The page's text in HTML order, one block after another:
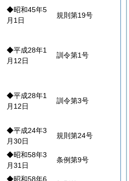
◆昭和45年5
月1日
規則第19号
◆平成28年1
月12日
訓令第1号
◆平成28年1
月12日
訓令第3号
◆平成24年3
月30日
規則第24号
◆昭和58年3
月31日
条例第9号
◆昭和58年6